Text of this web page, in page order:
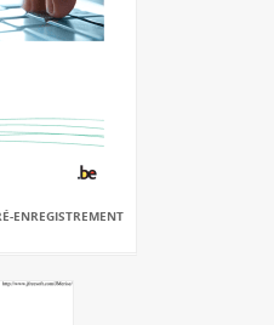
ENREGISTREMENT